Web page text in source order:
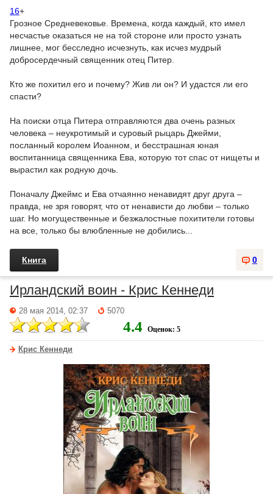
16+
Грозное Средневековье. Времена, когда каждый, кто имел
несчастье оказаться не на той стороне или просто узнать
лишнее, мог бесследно исчезнуть, как исчез мудрый
добросердечный священник отец Питер.
Кто же похитил его и почему? Жив ли он? И удастся ли его
спасти?
На поиски отца Питера отправляются два очень разных
человека – неукротимый и суровый рыцарь Джейми,
посланный королем Иоанном, и бесстрашная юная
воспитанница священника Ева, которую тот спас от нищеты и
вырастил как родную дочь.
Поначалу Джеймс и Ева отчаянно ненавидят друг друга –
правда, не зря говорят, что от ненависти до любви – только
шаг. Но могущественные и безжалостные похитители готовы
на все, только бы влюбленные не добились...
0
Книга
Ирландский воин - Крис Кеннеди
28 мая 2014, 02:37 5070
4.4 Оценок: 5
Крис Кеннеди